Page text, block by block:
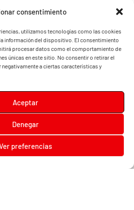
consentimiento
utilizamos tecnologías como las cookies
información del dispositivo. El consentimiento
procesar datos como el comportamiento de
únicas en este sitio. No consentir o retirar el
a ciertas características y
Aceptar
Denegar
preferencias
en el que podrás encontrar noticias de toda la